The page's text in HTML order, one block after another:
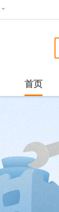
首页